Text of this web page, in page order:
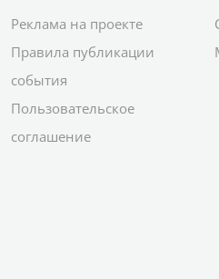
Реклама на проекте
Правила публикации
события
Пользовательское
соглашение